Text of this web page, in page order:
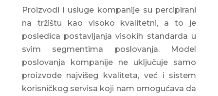
Proizvodi i usluge kompanije su percipirani
na tržištu kao visoko kvalitetni, a to je
posledica postavljanja visokih standarda u
svim segmentima poslovanja. Model
poslovanja kompanije ne uključuje samo
proizvode najvišeg kvaliteta, već i sistem
korisničkog servisa koji nam omogućava da